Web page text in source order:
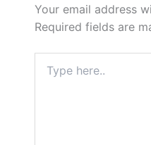
Your email address
Required fields are
here..